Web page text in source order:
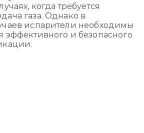
когда требуется
газа. Однако в
испарители необходимы
эффективного и безопасного